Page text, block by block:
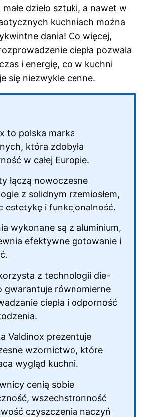
dzieło sztuki, a nawet w
kuchniach można
dania! Co więcej,
ciepła pozwala
i energię, co w kuchni
się niezwykle cenne.
to polska marka
która zdobyła
w całej Europie.
łączą nowoczesne
z solidnym rzemiosłem,
estetykę i funkcjonalność.
wykonane są z aluminium,
efektywne gotowanie i
z technologii die-
gwarantuje równomierne
ciepła i odporność
Valdinox prezentuje
wzornictwo, które
wygląd kuchni.
cenią sobie
wszechstronność
czyszczenia naczyń